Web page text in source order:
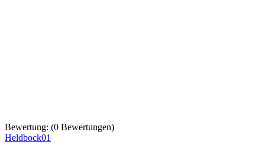
Bewertung: (0 Bewertungen)
Heldbock01